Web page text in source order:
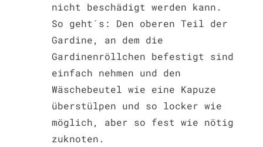
nicht beschädigt werden kann.
So geht´s: Den oberen Teil der
Gardine, an dem die
Gardinenröllchen befestigt sind
einfach nehmen und den
Wäschebeutel wie eine Kapuze
überstülpen und so locker wie
möglich, aber so fest wie nötig
zuknoten.